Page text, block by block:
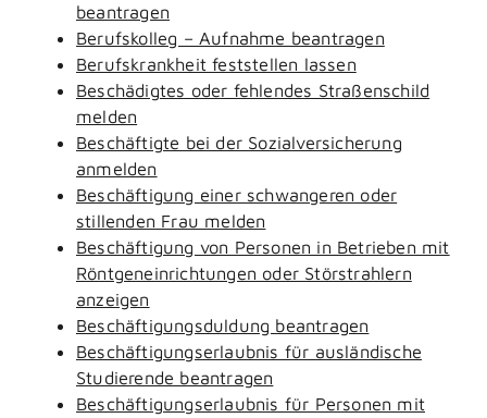
beantragen
Berufskolleg – Aufnahme beantragen
Berufskrankheit feststellen lassen
Beschädigtes oder fehlendes Straßenschild
melden
Beschäftigte bei der Sozialversicherung
anmelden
Beschäftigung einer schwangeren oder
stillenden Frau melden
Beschäftigung von Personen in Betrieben mit
Röntgeneinrichtungen oder Störstrahlern
anzeigen
Beschäftigungsduldung beantragen
Beschäftigungserlaubnis für ausländische
Studierende beantragen
Beschäftigungserlaubnis für Personen mit